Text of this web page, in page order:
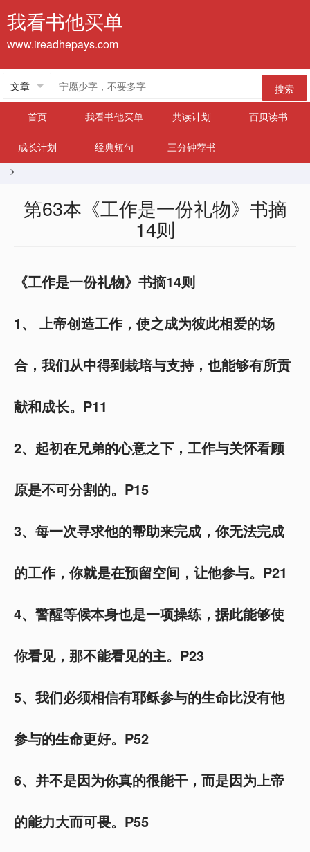
我看书他买单
www.ireadhepays.com
搜索
首页
我看书他买单 共读计划 百贝读书
成长计划 经典短句
三分钟荐书
—>
第63本《工作是一份礼物》书摘
14则
《工作是一份礼物》书摘14则
1、 上帝创造工作，使之成为彼此相爱的场
合，我们从中得到栽培与支持，也能够有所贡
献和成长。P11
2、起初在兄弟的心意之下，工作与关怀看顾
原是不可分割的。P15
3、每一次寻求他的帮助来完成，你无法完成
的工作，你就是在预留空间，让他参与。P21
4、警醒等候本身也是一项操练，据此能够使
你看见，那不能看见的主。P23
5、我们必须相信有耶稣参与的生命比没有他
参与的生命更好。P52
6、并不是因为你真的很能干，而是因为上帝
的能力大而可畏。P55